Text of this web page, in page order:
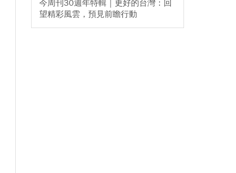
今周刊30週年特輯｜更好的台灣：回
望精彩風雲，預見前瞻行動